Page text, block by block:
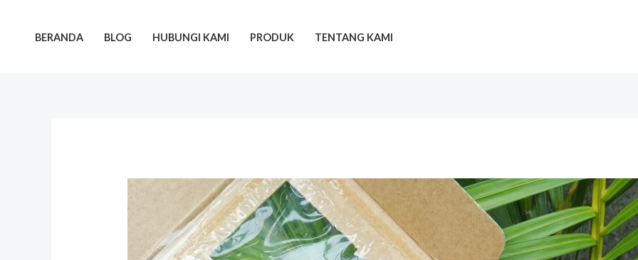
BERANDA BLOG HUBUNGI KAMI PRODUK TENTANG KAMI